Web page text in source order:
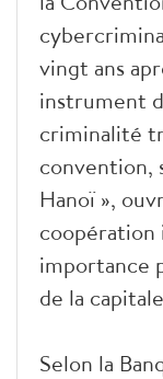
vingt ans
instrument
criminalité
convention,
Hanoï »,
importance
de la
Selon la